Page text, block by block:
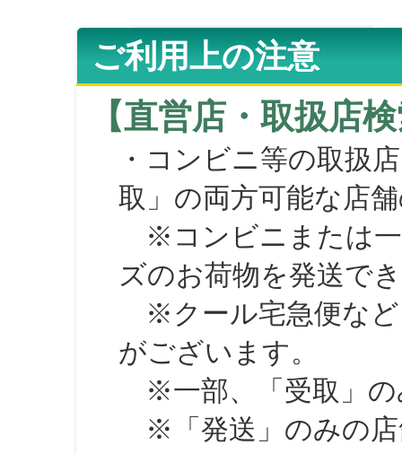
ご利用上の注意
【直営店・取扱店
・コンビニ等の取扱
取」の両方可能な店
※コンビニまたは一
ズのお荷物を発送で
※クール宅急便など
がございます。
※一部、「受取」の
※「発送」のみの店